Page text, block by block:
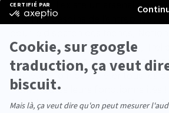
À ce jour, il existe un arsenal
selon les besoins de l’entreprise :
consignation de l’information,
projets, Figma pour le
liste étant loin de refléter tous les
même toutes leurs fonctionnalités !
hybride fonctionne bien,“il est